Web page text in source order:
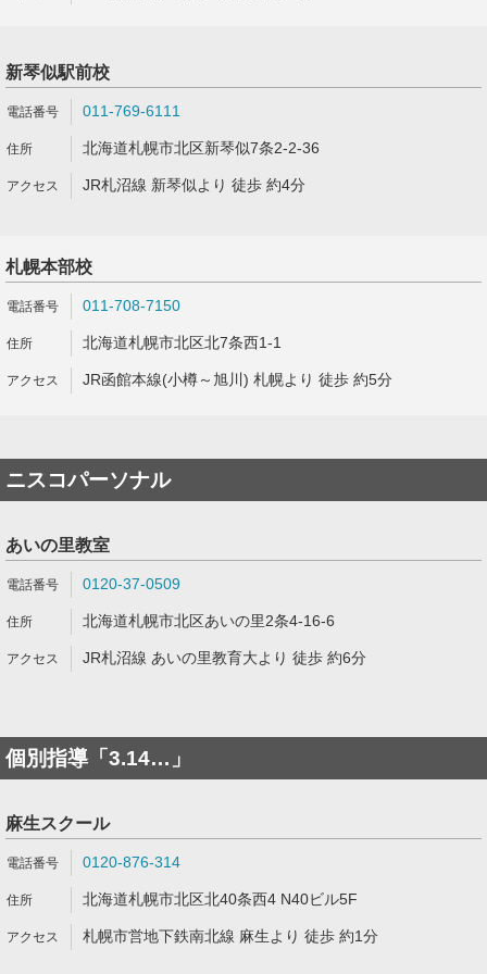
新琴似駅前校
011-769-6111
北海道札幌市北区新琴似7条2-2-36
JR札沼線 新琴似より 徒歩 約4分
札幌本部校
011-708-7150
北海道札幌市北区北7条西1-1
JR函館本線(小樽～旭川) 札幌より 徒歩 約5分
ニスコパーソナル
あいの里教室
0120-37-0509
北海道札幌市北区あいの里2条4-16-6
JR札沼線 あいの里教育大より 徒歩 約6分
個別指導「3.14…」
麻生スクール
0120-876-314
北海道札幌市北区北40条西4 N40ビル5F
札幌市営地下鉄南北線 麻生より 徒歩 約1分